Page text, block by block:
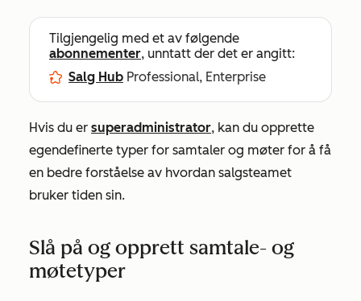
Tilgjengelig med et av følgende
abonnementer, unntatt der det er angitt:
Salg Hub Professional, Enterprise
Hvis du er superadministrator, kan du opprette
egendefinerte typer for samtaler og møter for å få
en bedre forståelse av hvordan salgsteamet
bruker tiden sin.
Slå på og opprett samtale- og
møtetyper